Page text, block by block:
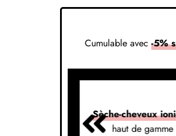
Cumulable avec -5%
Sèche-cheveux
haut de gamme